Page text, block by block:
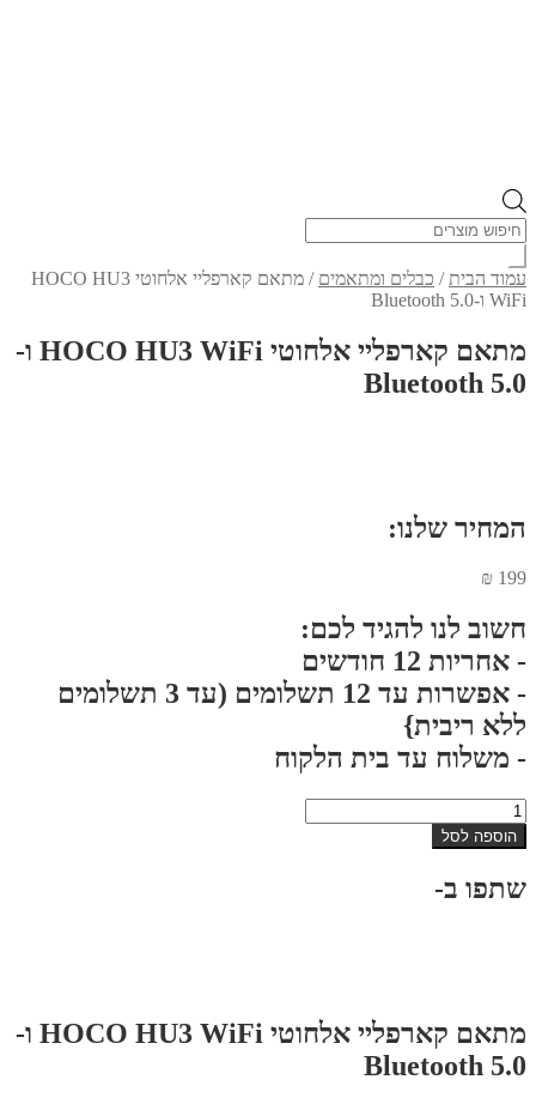
Products
search
עמוד הבית / כבלים ומתאמים /
מתאם קארפליי אלחוטי HOCO HU3
WiFi ו-Bluetooth 5.0
מתאם קארפליי אלחוטי HOCO HU3 WiFi ו-
Bluetooth 5.0
המחיר שלנו:
₪ 199
חשוב לנו להגיד לכם:
- אחריות 12 חודשים
- אפשרות עד 12 תשלומים (עד 3 תשלומים
ללא ריבית}
- משלוח עד בית הלקוח
כמות
של
מתאם
אלחוטי
5.0
הוספה לסל
שתפו ב-
מתאם קארפליי אלחוטי HOCO HU3 WiFi ו-
Bluetooth 5.0